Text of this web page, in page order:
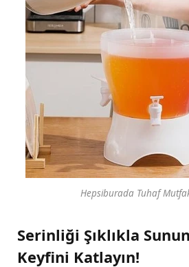
Hepsiburada Tuhaf
Serinliği Şıklıkla
Keyfini Katlayın!